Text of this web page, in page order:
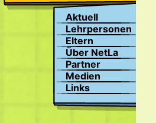
Rückblick 1. Datenschutz-
Meisterschaft
Surfen
Suchen
Aktuell
Lehrpersonen
Eltern
Über NetLa
Partner
Medien
Links